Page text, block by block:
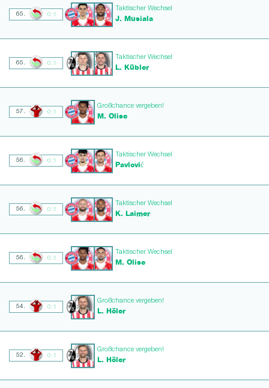
65. 0:1
Taktischer Wechsel
J. Musiala
65. 0:1
Taktischer Wechsel
L. Kübler
57. 0:1
Großchance vergeben!
M. Olise
56. 0:1
Taktischer Wechsel
Pavlović
56. 0:1
Taktischer Wechsel
K. Laimer
56. 0:1
Taktischer Wechsel
M. Olise
54. 0:1
Großchance vergeben!
L. Höler
52. 0:1
Großchance vergeben!
L. Höler